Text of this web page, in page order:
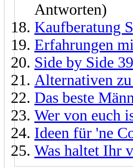
Antworten)
Kaufberatung
Erfahrungen
Side by Side
Alternativen
Das beste
Wer von euch
Ideen für 'ne
Was haltet Ihr